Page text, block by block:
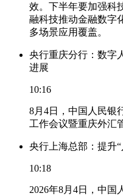
效。下半年要加强科
融科技推动金融数字
多场景应用覆盖。
央行重庆分行：数字
进展
10:16
8月4日，中国人民银
工作会议暨重庆外汇
央行上海总部：提升“
10:18
2026年8月4日，中国